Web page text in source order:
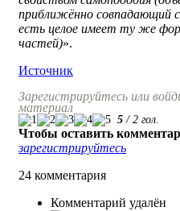
приближённо совпадающий
есть целое имеет ту же
частей)».
Источник
Зарегистрируйтесь или
материал
5 / 2 гол.
Чтобы оставить
зарегистрируйтесь
24 комментария
Комментарий удалён